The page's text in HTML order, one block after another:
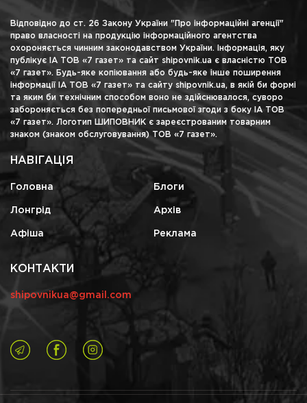
Відповідно до ст. 26 Закону України "Про інформаційні агенції"
право власності на продукцію інформаційного агентства
охороняється чинним законодавством України. Інформація, яку
публікує ІА ТОВ «7 газет» та сайт shipovnik.ua є власністю ТОВ
«7 газет». Будь-яке копіювання або будь-яке інше поширення
інформації ІА ТОВ «7 газет» та сайту shipovnik.ua, в якій би формі
та яким би технічним способом воно не здійснювалося, суворо
забороняється без попередньої письмової згоди з боку ІА ТОВ
«7 газет». Логотип ШИПОВНИК є зареєстрованим товарним
знаком (знаком обслуговування) ТОВ «7 газет».
НАВІГАЦІЯ
Головна Блоги
Лонгрід Архів
Афіша Реклама
КОНТАКТИ
shipovnikua@gmail.com